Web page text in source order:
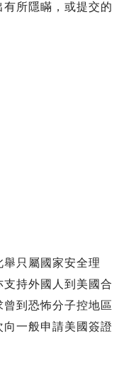
所隱瞞，或提交的
只屬國家安全理
持外國人到美國合
到恐怖分子控地區
一般申請美國簽證